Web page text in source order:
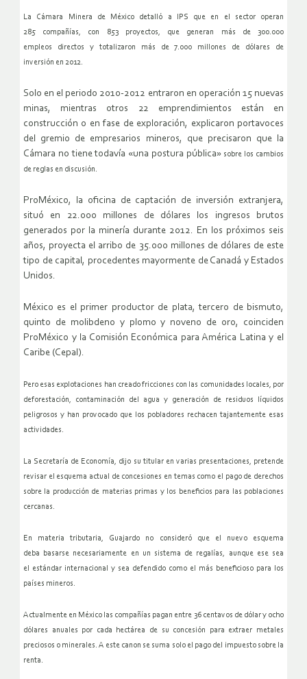
La Cámara Minera de México detalló a IPS que en el sector operan
285 compañías, con 853 proyectos, que generan más de 300.000
empleos directos y totalizaron más de 7.000 millones de dólares de
inversión en 2012.
Solo en el periodo 2010-2012 entraron en operación 15 nuevas
minas, mientras otros 22 emprendimientos están en
construcción o en fase de exploración, explicaron portavoces
del gremio de empresarios mineros, que precisaron que la
Cámara no tiene todavía «una postura pública» sobre los cambios
de reglas en discusión.
ProMéxico, la oficina de captación de inversión extranjera,
situó en 22.000 millones de dólares los ingresos brutos
generados por la minería durante 2012. En los próximos seis
años, proyecta el arribo de 35.000 millones de dólares de este
tipo de capital, procedentes mayormente de Canadá y Estados
Unidos.
México es el primer productor de plata, tercero de bismuto,
quinto de molibdeno y plomo y noveno de oro, coinciden
ProMéxico y la Comisión Económica para América Latina y el
Caribe (Cepal).
Pero esas explotaciones han creado fricciones con las comunidades locales, por
deforestación, contaminación del agua y generación de residuos líquidos
peligrosos y han provocado que los pobladores rechacen tajantemente esas
actividades.
La Secretaría de Economía, dijo su titular en varias presentaciones, pretende
revisar el esquema actual de concesiones en temas como el pago de derechos
sobre la producción de materias primas y los beneficios para las poblaciones
cercanas.
En materia tributaria, Guajardo no consideró que el nuevo esquema
deba
basarse necesariamente en un sistema de regalías, aunque ese sea
el estándar internacional y sea defendido como el más beneficioso para
los
países mineros.
Actualmente en México las compañías pagan entre 36 centavos de dólar y ocho
dólares anuales por cada hectárea de su concesión para extraer metales
preciosos o minerales. A este canon se suma solo el pago del impuesto sobre la
renta.